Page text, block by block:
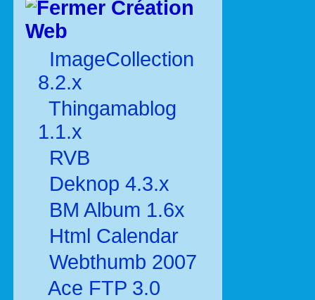
Création
Web
ImageCollection
8.2.x
Thingamablog
1.1.x
RVB
Deknop 4.3.x
BM Album 1.6x
Html Calendar
Webthumb 2007
Ace FTP 3.0